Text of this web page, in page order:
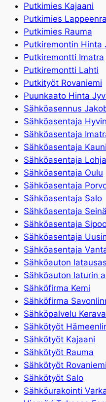
Putkimies Kajaani
Putkimies
Putkimies Rauma
Putkiremontin Hinta
Putkiremontti Imatra
Putkiremontti Lahti
Putkityöt Rovaniemi
Puunkaato Hinta
Sähköasennus
Sähköasentaja
Sähköasentaja
Sähköasentaja
Sähköasentaja Lohja
Sähköasentaja Oulu
Sähköasentaja
Sähköasentaja Salo
Sähköasentaja
Sähköasentaja
Sähköasentaja
Sähköasentaja
Sähköauton
Sähköauton laturin
Sähköfirma Kemi
Sähköfirma
Sähköpalvelu Kerava
Sähkötyöt
Sähkötyöt Kajaani
Sähkötyöt Rauma
Sähkötyöt Rovaniemi
Sähkötyöt Salo
Sähköurakointi